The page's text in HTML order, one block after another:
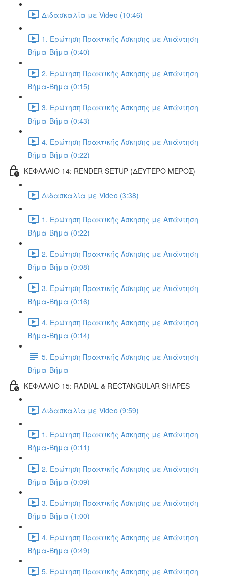
Διδασκαλία με Video (10:46)
1. Ερώτηση Πρακτικής Άσκησης με Απάντηση
Βήμα-Βήμα (0:40)
2. Ερώτηση Πρακτικής Άσκησης με Απάντηση
Βήμα-Βήμα (0:15)
3. Ερώτηση Πρακτικής Άσκησης με Απάντηση
Βήμα-Βήμα (0:43)
4. Ερώτηση Πρακτικής Άσκησης με Απάντηση
Βήμα-Βήμα (0:22)
ΚΕΦΑΛΑΙΟ 14: RENDER SETUP (ΔΕΥΤΕΡΟ ΜΕΡΟΣ)
Διδασκαλία με Video (3:38)
1. Ερώτηση Πρακτικής Άσκησης με Απάντηση
Βήμα-Βήμα (0:22)
2. Ερώτηση Πρακτικής Άσκησης με Απάντηση
Βήμα-Βήμα (0:08)
3. Ερώτηση Πρακτικής Άσκησης με Απάντηση
Βήμα-Βήμα (0:16)
4. Ερώτηση Πρακτικής Άσκησης με Απάντηση
Βήμα-Βήμα (0:14)
5. Ερώτηση Πρακτικής Άσκησης με Απάντηση
Βήμα-Βήμα
ΚΕΦΑΛΑΙΟ 15: RADIAL & RECTANGULAR SHAPES
Διδασκαλία με Video (9:59)
1. Ερώτηση Πρακτικής Άσκησης με Απάντηση
Βήμα-Βήμα (0:11)
2. Ερώτηση Πρακτικής Άσκησης με Απάντηση
Βήμα-Βήμα (0:09)
3. Ερώτηση Πρακτικής Άσκησης με Απάντηση
Βήμα-Βήμα (1:00)
4. Ερώτηση Πρακτικής Άσκησης με Απάντηση
Βήμα-Βήμα (0:49)
5. Ερώτηση Πρακτικής Άσκησης με Απάντηση